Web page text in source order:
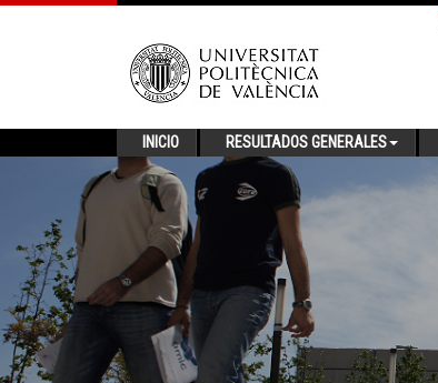
INICIO RESULTADOS GENERALES